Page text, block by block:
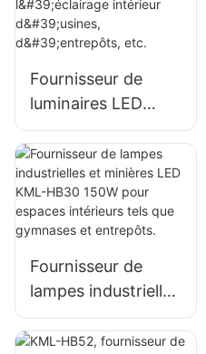
publicitaires
extérieurs et de
Fournisseur de
luminaires LED
KML-HB30 100W
pour l'éclairage
intérieur d'usines,
d'entrepôts, etc.
Fournisseur de
lampes industrielles
et minières LED
KML-HB30 150W